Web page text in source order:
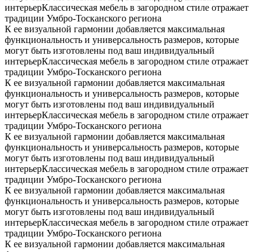
интерьерКлассическая мебель в загородном стиле отражает
традиции Умбро-Тосканского региона
К ее визуальной гармонии добавляется максимальная
функциональность и универсальность размеров, которые
могут быть изготовлены под ваш индивидуальный
интерьерКлассическая мебель в загородном стиле отражает
традиции Умбро-Тосканского региона
К ее визуальной гармонии добавляется максимальная
функциональность и универсальность размеров, которые
могут быть изготовлены под ваш индивидуальный
интерьерКлассическая мебель в загородном стиле отражает
традиции Умбро-Тосканского региона
К ее визуальной гармонии добавляется максимальная
функциональность и универсальность размеров, которые
могут быть изготовлены под ваш индивидуальный
интерьерКлассическая мебель в загородном стиле отражает
традиции Умбро-Тосканского региона
К ее визуальной гармонии добавляется максимальная
функциональность и универсальность размеров, которые
могут быть изготовлены под ваш индивидуальный
интерьерКлассическая мебель в загородном стиле отражает
традиции Умбро-Тосканского региона
К ее визуальной гармонии добавляется максимальная